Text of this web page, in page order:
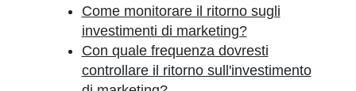
Come monitorare il ritorno sugli
investimenti di marketing?
Con quale frequenza dovresti
controllare il ritorno sull'investimento